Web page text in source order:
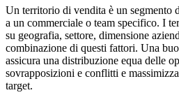
Un territorio di vendita è un segmento
a un commerciale o team specifico. I
su geografia, settore, dimensione
combinazione di questi fattori. Una
assicura una distribuzione equa delle
sovrapposizioni e conflitti e
target.